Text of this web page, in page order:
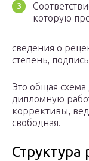
которую
сведения о
степень,
Это общая
дипломную
коррективы,
свободная.